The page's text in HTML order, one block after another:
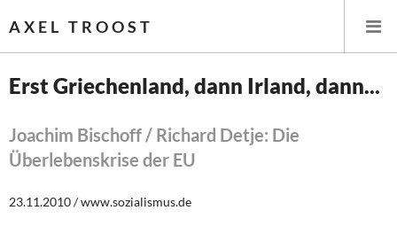
AXEL TROOST
Themen
Leitlinien linker Wirtschafts- und Finanzpolitik
Erst Griechenland, dann Irland, dann...
Joachim Bischoff / Richard Detje: Die
Überlebenskrise der EU
23.11.2010 / www.sozialismus.de